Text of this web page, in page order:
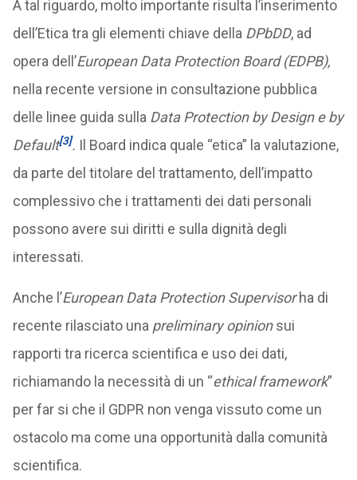
A tal riguardo, molto importante risulta l’inserimento
dell’Etica tra gli elementi chiave della DPbDD, ad
opera dell’European Data Protection Board (EDPB),
nella recente versione in consultazione pubblica
delle linee guida sulla Data Protection by Design e by
Default[3]. Il Board indica quale “etica” la valutazione,
da parte del titolare del trattamento, dell’impatto
complessivo che i trattamenti dei dati personali
possono avere sui diritti e sulla dignità degli
interessati.
Anche l’European Data Protection Supervisorha di
recente rilasciato una preliminary opinionsui
rapporti tra ricerca scientifica e uso dei dati,
richiamando la necessità di un “ethical framework”
per far si che il GDPR non venga vissuto come un
ostacolo ma come una opportunità dalla comunità
scientifica.